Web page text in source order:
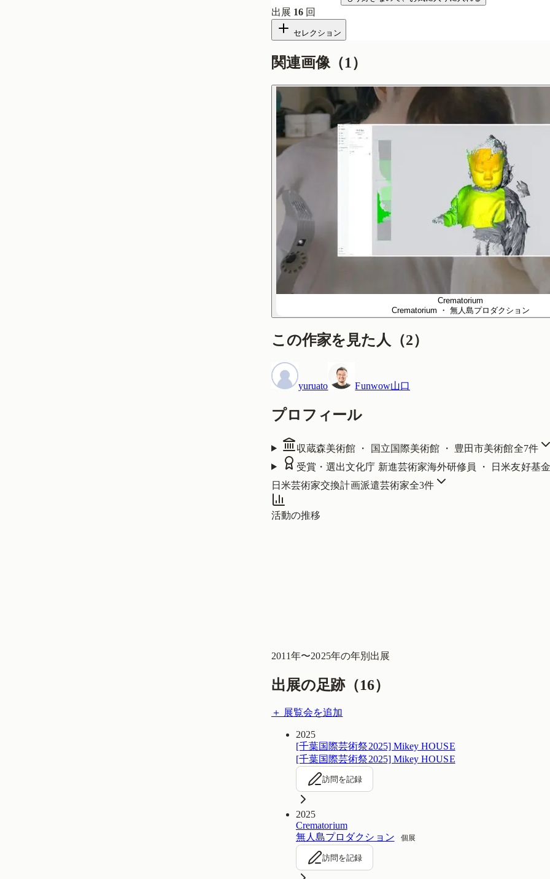
出展 16 回
セレクション
関連画像（1）
Crematorium
Crematorium ・ 無人島プロダクション
この作家を見た人 （2）
yuruato Funwow山口
プロフィール
収蔵森美術館 ・ 国立国際美術館 ・ 豊田市美術館全7件
受賞・選出文化庁 新進芸術家海外研修員 ・ 日米友好基金
日米芸術家交換計画派遣芸術家全3件
活動の推移
2011年〜2025年の年別出展
出展の足跡（16）
＋ 展覧会を追加
2025
[千葉国際芸術祭2025] Mikey HOUSE
[千葉国際芸術祭2025] Mikey HOUSE
訪問を記録
2025
Crematorium
無人島プロダクション
個展
訪問を記録